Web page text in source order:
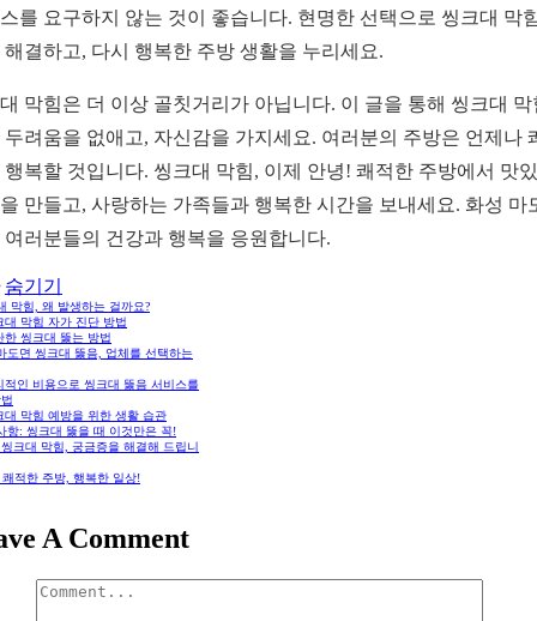
를 요구하지 않는 것이 좋습니다. 현명한 선택으로 씽크대 막
해결하고, 다시 행복한 주방 생활을 누리세요.
막힘은 더 이상 골칫거리가 아닙니다. 이 글을 통해 씽크대 막
두려움을 없애고, 자신감을 가지세요. 여러분의 주방은 언제나
행복할 것입니다. 씽크대 막힘, 이제 안녕! 쾌적한 주방에서 맛
만들고, 사랑하는 가족들과 행복한 시간을 보내세요. 화성 마
여러분들의 건강과 행복을 응원합니다.
숨기기
막힘, 왜 발생하는 걸까요?
대 막힘 자가 진단 방법
한 씽크대 뚫는 방법
도면 씽크대 뚫음, 업체를 선택하는
적인 비용으로 씽크대 뚫음 서비스를
대 막힘 예방을 위한 생활 습관
항: 씽크대 뚫을 때 이것만은 꼭!
씽크대 막힘, 궁금증을 해결해 드립니
적한 주방, 행복한 일상!
A Comment